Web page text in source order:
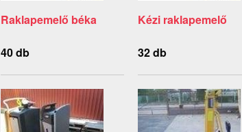
Raklapemelő béka
40 db
Kézi raklapemelő
32 db